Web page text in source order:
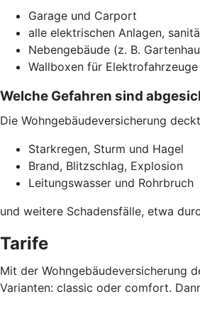
Garage und Carport
alle elektrischen Anlagen,
Nebengebäude (z. B.
Wallboxen für Elektrofahrzeuge
Welche Gefahren sind
Die Wohngebäudeversicherung
Starkregen, Sturm und Hagel
Brand, Blitzschlag, Explosion
Leitungswasser und Rohrbruch
und weitere Schadensfälle, etwa
Tarife
Mit der Wohngebäudeversicherung
Varianten: classic oder comfort.